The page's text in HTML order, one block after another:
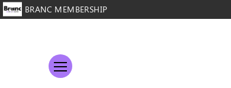
BRANC MEMBERSHIP